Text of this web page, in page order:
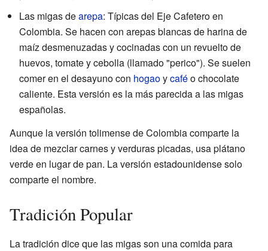
Las migas dearepa: Típicas del Eje Cafetero en
Colombia. Se hacen con arepas blancas de harina de
maíz desmenuzadas y cocinadas con un revuelto de
huevos, tomate y cebolla (llamado "perico"). Se suelen
comer en el desayuno con hogaoycaféo chocolate
caliente. Esta versión es la más parecida a las migas
españolas.
Aunque la versión tolimense de Colombia comparte la
idea de mezclar carnes y verduras picadas, usa plátano
verde en lugar de pan. La versión estadounidense solo
comparte el nombre.
Tradición Popular
La tradición dice que las migas son una comida para